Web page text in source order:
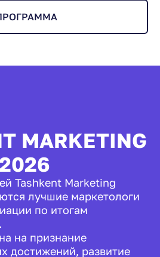
MARKETING
Tashkent Marketing
лучшие маркетологи
по итогам
на признание
достижений, развитие